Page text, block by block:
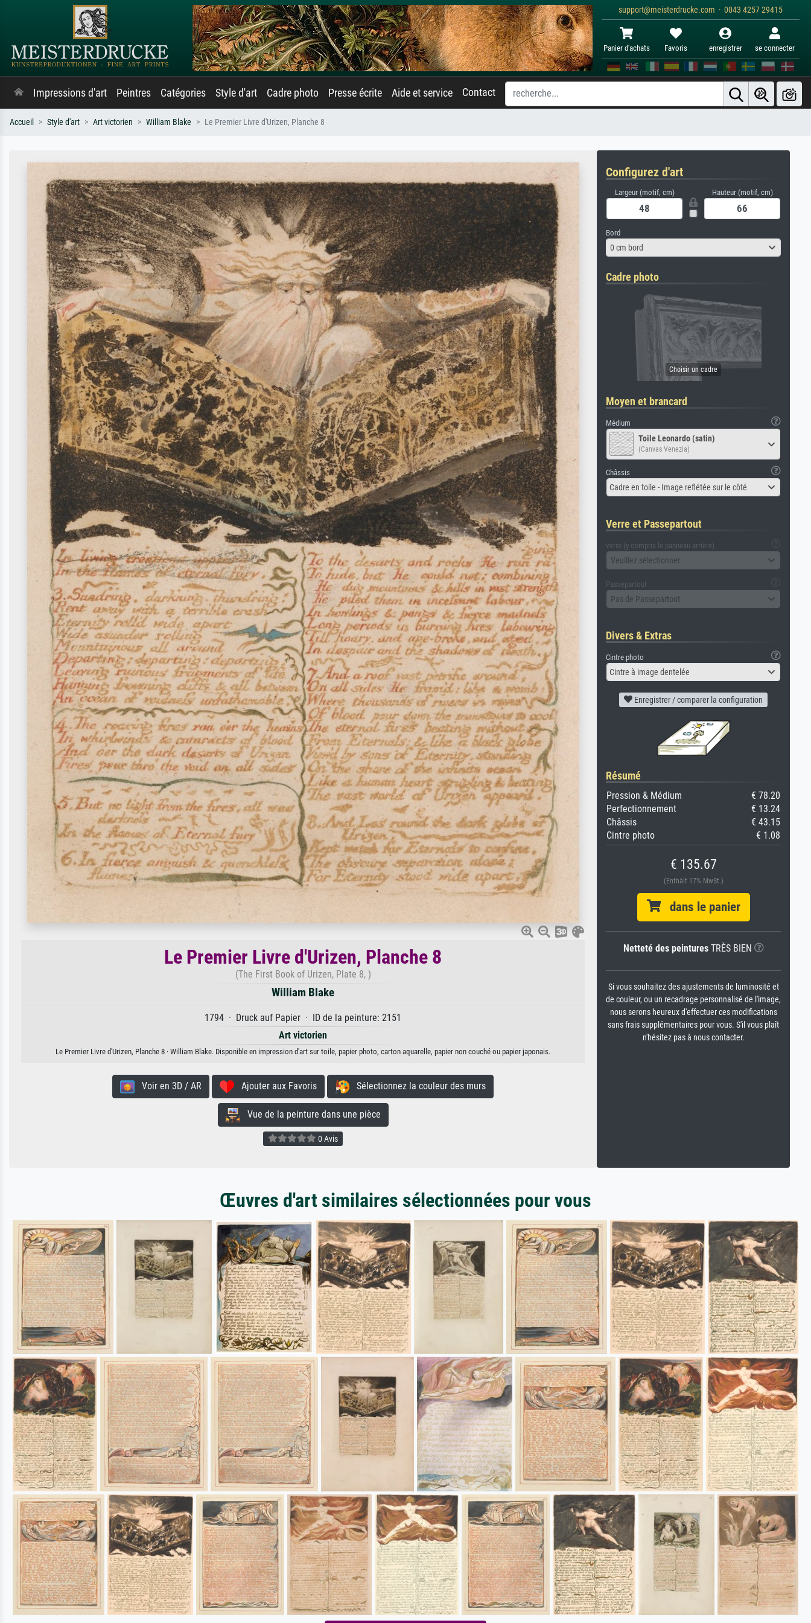
support@meisterdrucke.com · 0043 4257 29415
Panier d'achats Favoris enregistrer se connecter
Impressions d'art Peintres Catégories Style d'art Cadre photo Presse écrite Aide et service Contact
Accueil Style d'art Art victorien William Blake Le Premier Livre d'Urizen, Planche 8
Le Premier Livre d'Urizen, Planche 8
(The First Book of Urizen, Plate 8, )
William Blake
1794 · Druck auf Papier · ID de la peinture: 2151
Art victorien
Le Premier Livre d'Urizen, Planche 8 · William Blake. Disponible en impression d'art sur toile, papier photo, carton aquarelle, papier non couché ou papier japonais.
Voir en 3D / AR Ajouter aux Favoris Sélectionnez la couleur des murs
Vue de la peinture dans une pièce
0 Avis
Configurez d'art
Largeur (motif, cm) Hauteur (motif, cm)
Bord
0 cm bord
Cadre photo
Moyen et brancard
Médium
Toile Leonardo (satin)
(Canvas Venezia)
Châssis
Cadre en toile - Image reflétée sur le côté
Verre et Passepartout
verre (y compris le panneau arrière)
Veuillez sélectionner
Passepartout
Pas de Passepartout
Divers & Extras
Cintre photo
Cintre à image dentelée
Enregistrer / comparer la configuration
Résumé
Pression & Médium
€ 78.20
Perfectionnement
€ 13.24
Châssis
€ 43.15
Cintre photo
€ 1.08
€ 135.67
(Enthält 17% MwSt.)
dans le panier
Netteté des peinturesTRÈS BIEN
Si vous souhaitez des ajustements de luminosité et
de couleur, ou un recadrage personnalisé de l'image,
nous serons heureux d'effectuer ces modifications
sans frais supplémentaires pour vous. S'il vous plaît
n'hésitez pas à nous contacter.
Œuvres d'art similaires sélectionnées pour vous